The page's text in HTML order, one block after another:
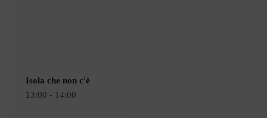
Isola che non c'è
13:00 - 14:00